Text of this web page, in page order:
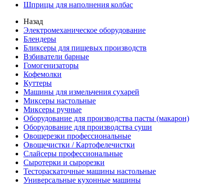
Шприцы для наполнения колбас
Назад
Электромеханическое оборудование
Блендеры
Бликсеры для пищевых производств
Взбиватели барные
Гомогенизаторы
Кофемолки
Куттеры
Машины для измельчения сухарей
Миксеры настольные
Миксеры ручные
Оборудование для производства пасты (макарон)
Оборудование для производства суши
Овощерезки профессиональные
Овощечистки / Картофелечистки
Слайсеры профессиональные
Сыротерки и сырорезки
Тестораскаточные машины настольные
Универсальные кухонные машины